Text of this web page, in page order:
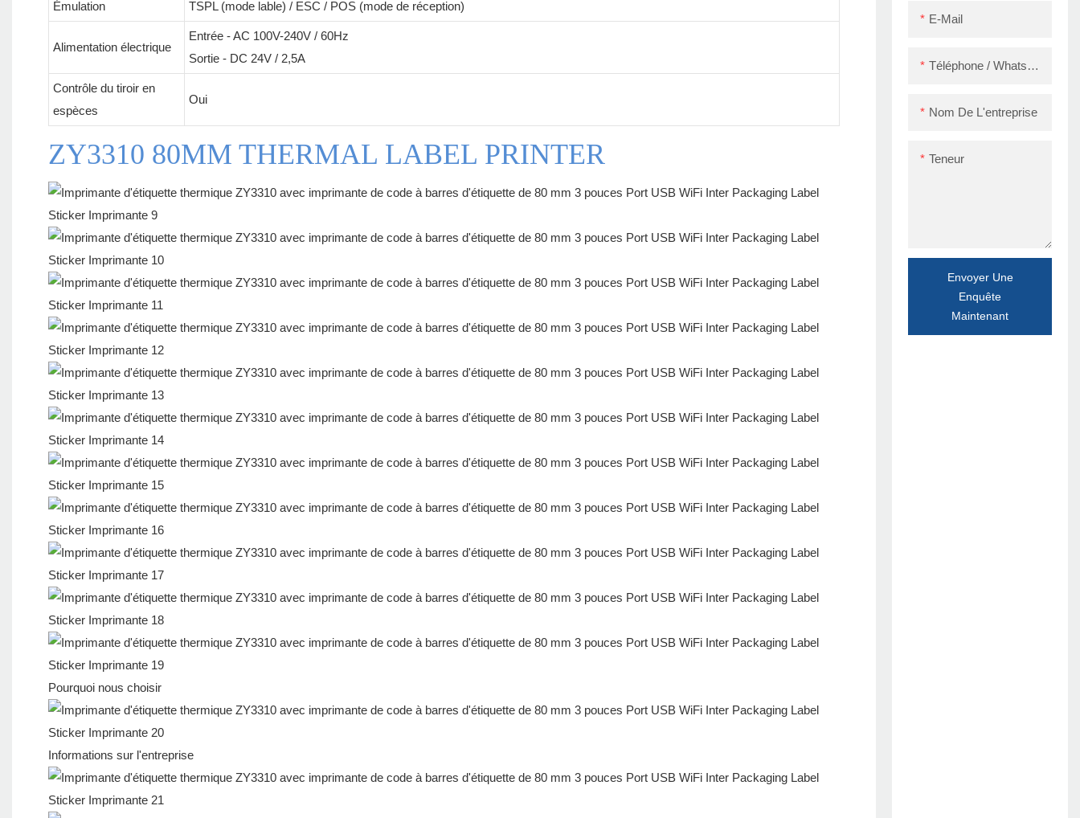
E-Mail
Téléphone / WhatsApp / Skype
Nom De L'entreprise
Teneur
Envoyer Une
Enquête
Maintenant
Émulation TSPL (mode lable) / ESC / POS (mode de réception)
Alimentation électrique
Entrée - AC 100V-240V / 60Hz
Sortie - DC 24V / 2,5A
Contrôle du tiroir en
espèces
Oui
ZY3310 80MM THERMAL LABEL PRINTER
Pourquoi nous choisir
Informations sur l'entreprise